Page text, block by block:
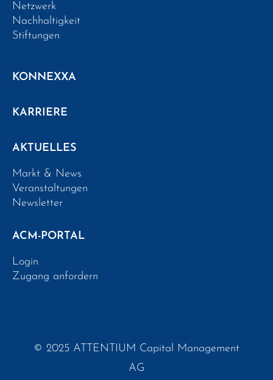
Netzwerk
Nachhaltigkeit
Stiftungen
KONNEXXA
KARRIERE
AKTUELLES
Markt & News
Veranstaltungen
Newsletter
ACM-PORTAL
Login
Zugang anfordern
© 2025 ATTENTIUM Capital Management
AG